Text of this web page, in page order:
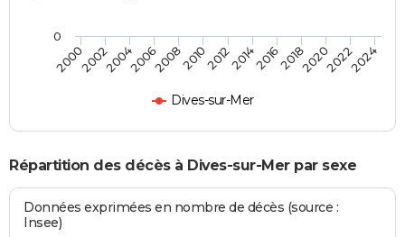
Dives-sur-Mer
2000200220042006200820102012201420162018202020222024
0
Répartition des décès à Dives-sur-Mer par sexe
Données exprimées en nombre de décès (source :
Insee)